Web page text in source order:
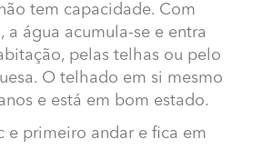
tem capacidade. Com
a água acumula-se e entra
pelas telhas ou pelo
O telhado em si mesmo
e está em bom estado.
e primeiro andar e fica em